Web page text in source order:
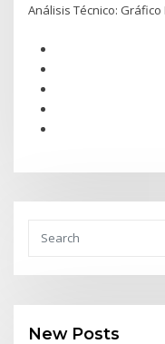
Análisis Técnico: Gráfico
New Posts